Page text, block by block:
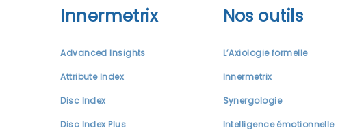
Innermetrix
Advanced Insights
Attribute Index
Disc Index
Disc Index Plus
Nos outils
L’Axiologie formelle
Innermetrix
Synergologie
Intelligence émotionnelle